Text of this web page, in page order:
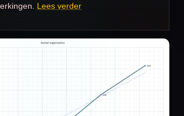
Lees verder